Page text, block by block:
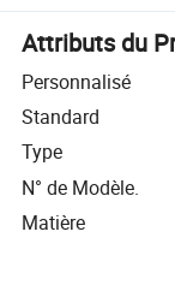
Attributs du
Personnalisé
Standard
Type
N° de Modèle.
Matière